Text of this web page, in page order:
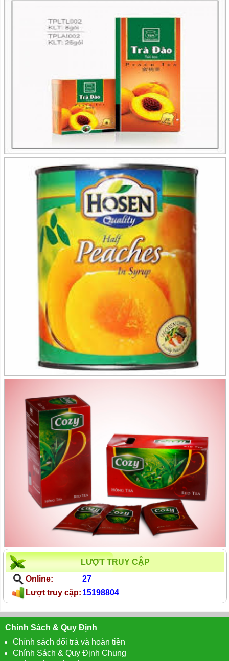
LƯỢT TRUY CẬP
Online:
27
Lượt truy cập: 15198804
Chính Sách & Quy Định
Chính sách đổi trả và hoàn tiền
Chính Sách & Quy Định Chung